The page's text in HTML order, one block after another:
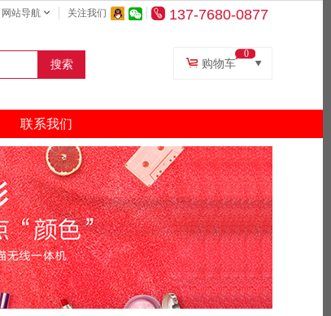
网站导航 关注我们 137-7680-0877
搜索 购物车
0
联系我们